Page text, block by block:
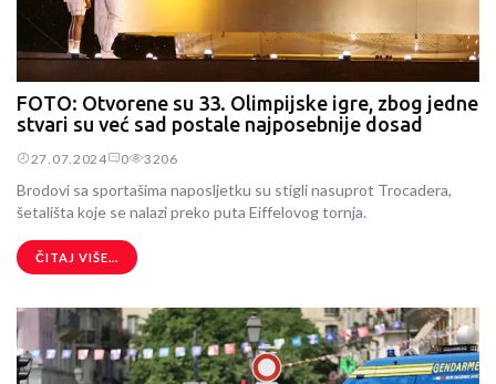
FOTO: Otvorene su 33. Olimpijske igre, zbog jedne
stvari su već sad postale najposebnije dosad
27.07.2024 0 3206
Brodovi sa sportašima naposljetku su stigli nasuprot Trocadera,
šetališta koje se nalazi preko puta Eiffelovog tornja.
ČITAJ VIŠE...